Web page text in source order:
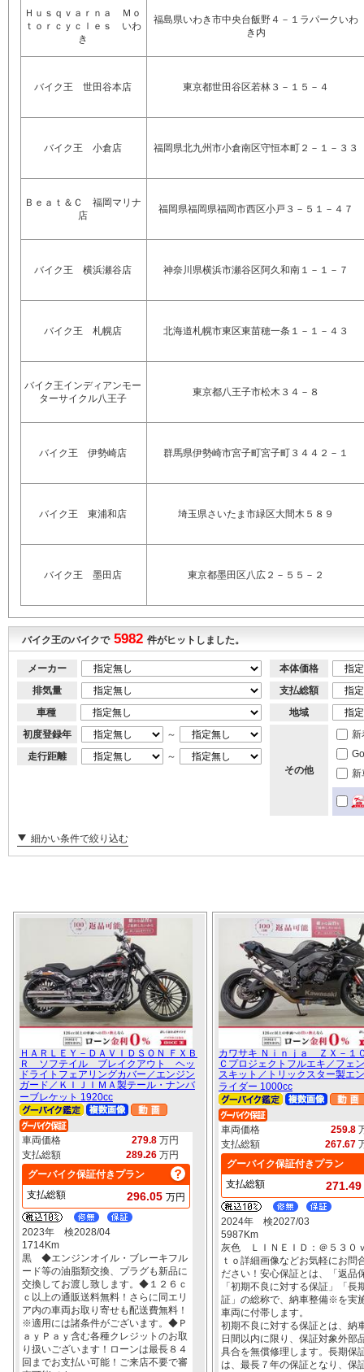
Ｈｕｓｑｖａｒｎａ Ｍｏ
ｔｏｒｃｙｃｌｅｓ いわ
き
福島県いわき市中央台飯野４－１ラパークいわ
き内
バイク王 世田谷本店 東京都世田谷区若林３－１５－４
バイク王 小倉店 福岡県北九州市小倉南区守恒本町２－１－３３
Ｂｅａｔ＆Ｃ 福岡マリナ
店
福岡県福岡県福岡市西区小戸３－５１－４７
バイク王 横浜瀬谷店 神奈川県横浜市瀬谷区阿久和南１－１－７
バイク王 札幌店 北海道札幌市東区東苗穂一条１－１－４３
バイク王インディアンモー
ターサイクル八王子
東京都八王子市松木３４－８
バイク王 伊勢崎店 群馬県伊勢崎市宮子町宮子町３４４２－１
バイク王 東浦和店 埼玉県さいたま市緑区大間木５８９
バイク王 墨田店 東京都墨田区八広２－５５－２
バイク王のバイクで 5982 件がヒットしました。
メーカー
排気量
車種
初度登録年
～
走行距離
～
本体価格
支払総額
地域
その他
新
新
細かい条件で絞り込む
ＨＡＲＬＥＹ－ＤＡＶＩＤＳＯＮ ＦＸＢ
Ｒ ソフテイル ブレイクアウト ヘッ
ドライトフェアリングカバー／エンジン
ガード／ＫＩＪＩＭＡ製テール・ナンバ
ーブレケット 1920cc
車両価格 279.8 万円
支払総額
289.26 万円
グーバイク保証付きプラン
支払総額
296.05 万円
2023年 検2028/04
1714Km
黒 ◆エンジンオイル・ブレーキフル
ード等の油脂類交換、プラグも新品に
交換してお渡し致します。◆１２６ｃ
ｃ以上の通販送料無料！さらに同エリ
ア内の車両お取り寄せも配送費無料！
※適用には諸条件がございます。◆Ｐ
ａｙＰａｙ含む各種クレジットのお取
り扱いございます！ローンは最長８４
回までお支払い可能！ご来店不要で審
カワサキ Ｎｉｎｊａ ＺＸ－
Ｃプロジェクトフルエキ／フェ
スキット／トリックスター製エ
ライダー 1000cc
車両価格 259.8
支払総額
267.67
グーバイク保証付きプラン
支払総額
271.49
2024年 検2027/03
5987Km
灰色 ＬＩＮＥＩＤ：＠５３０
ｔｏ詳細画像などお気軽にお問
ださい！安心保証とは、「返品
「初期不良に対する保証」「長
証」の総称で、納車整備※を実
車両に付帯します。
初期不良に対する保証とは、納
日間以内に限り、保証対象外部
具合を無償修理します。長期保
は、最長７年の保証となり、保